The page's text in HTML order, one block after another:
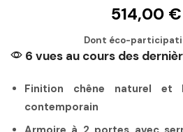
514,00 €
Dont éco-
6 vues au cours des
Finition chêne naturel et
contemporain